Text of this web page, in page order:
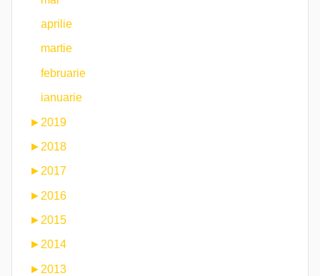
aprilie
martie
februarie
ianuarie
► 2019
► 2018
► 2017
► 2016
► 2015
►2014
► 2013